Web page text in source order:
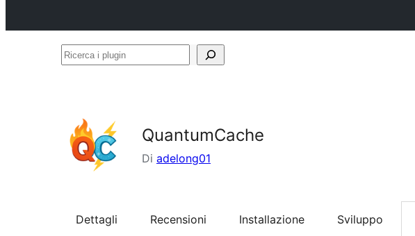
Ricerca
QuantumCache
Di adelong01
Dettagli Recensioni Installazione Sviluppo